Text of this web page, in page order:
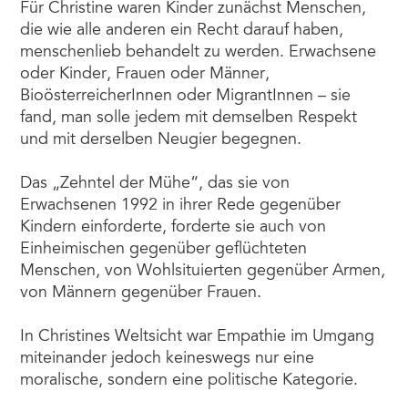
Für Christine waren Kinder zunächst Menschen,
die wie alle anderen ein Recht darauf haben,
menschenlieb behandelt zu werden. Erwachsene
oder Kinder, Frauen oder Männer,
BioösterreicherInnen oder MigrantInnen – sie
fand, man solle jedem mit demselben Respekt
und mit derselben Neugier begegnen.
Das „Zehntel der Mühe“, das sie von
Erwachsenen 1992 in ihrer Rede gegenüber
Kindern einforderte, forderte sie auch von
Einheimischen gegenüber geflüchteten
Menschen, von Wohlsituierten gegenüber Armen,
von Männern gegenüber Frauen.
In Christines Weltsicht war Empathie im Umgang
miteinander jedoch keineswegs nur eine
moralische, sondern eine politische Kategorie.